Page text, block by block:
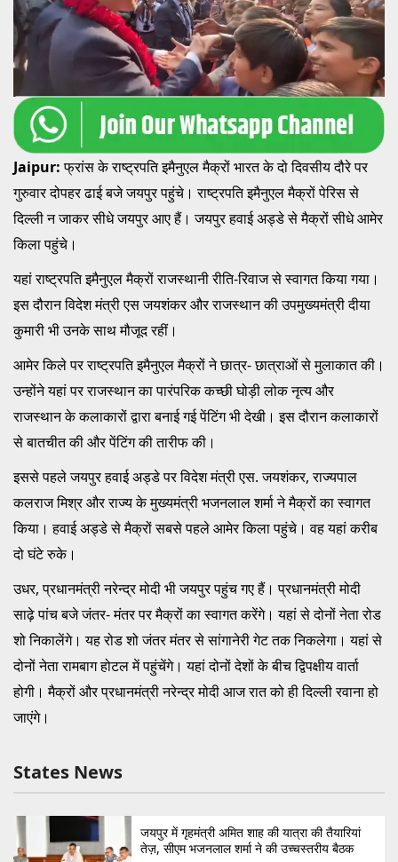
Jaipur:फ्रांस के राष्ट्रपति इमैनुएल मैक्रों भारत के दो दिवसीय दौरे पर
गुरुवार दोपहर ढाई बजे जयपुर पहुंचे। राष्ट्रपति इमैनुएल मैक्रों पेरिस से
दिल्ली न जाकर सीधे जयपुर आए हैं। जयपुर हवाई अड्डे से मैक्रों सीधे आमेर
किला पहुंचे।
यहां राष्ट्रपति इमैनुएल मैक्रों राजस्थानी रीति-रिवाज से स्वागत किया गया।
इस दौरान विदेश मंत्री एस जयशंकर और राजस्थान की उपमुख्यमंत्री दीया
कुमारी भी उनके साथ मौजूद रहीं।
आमेर किले पर राष्ट्रपति इमैनुएल मैक्रों ने छात्र- छात्राओं से मुलाकात की।
उन्होंने यहां पर राजस्थान का पारंपरिक कच्छी घोड़ी लोक नृत्य और
राजस्थान के कलाकारों द्वारा बनाई गई पेंटिंग भी देखी। इस दौरान कलाकारों
से बातचीत की और पेंटिंग की तारीफ की।
इससे पहले जयपुर हवाई अड्डे पर विदेश मंत्री एस. जयशंकर, राज्यपाल
कलराज मिश्र और राज्य के मुख्यमंत्री भजनलाल शर्मा ने मैक्रों का स्वागत
किया। हवाई अड्डे से मैक्रों सबसे पहले आमेर किला पहुंचे। वह यहां करीब
दो घंटे रुके।
उधर, प्रधानमंत्री नरेन्द्र मोदी भी जयपुर पहुंच गए हैं। प्रधानमंत्री मोदी
साढ़े पांच बजे जंतर- मंतर पर मैक्रों का स्वागत करेंगे। यहां से दोनों नेता रोड
शो निकालेंगे। यह रोड शो जंतर मंतर से सांगानेरी गेट तक निकलेगा। यहां से
दोनों नेता रामबाग होटल में पहुंचेंगे। यहां दोनों देशों के बीच द्विपक्षीय वार्ता
होगी। मैक्रों और प्रधानमंत्री नरेन्द्र मोदी आज रात को ही दिल्ली रवाना हो
जाएंगे।
States News
जयपुर में गृहमंत्री अमित शाह की यात्रा की तैयारियां
तेज़, सीएम भजनलाल शर्मा ने की उच्चस्तरीय बैठक